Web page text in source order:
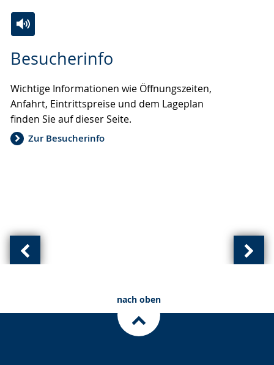
Vorherige
von
von
Besucherinfo
Wichtige Informationen wie Öffnungszeiten,
Anfahrt, Eintrittspreise und dem Lageplan
finden Sie auf dieser Seite.
Zur Besucherinfo
Leichten
wechseln.
Audio-
Video
Deutscher
Gebärdensprache
wird
angezeigt.
nach oben